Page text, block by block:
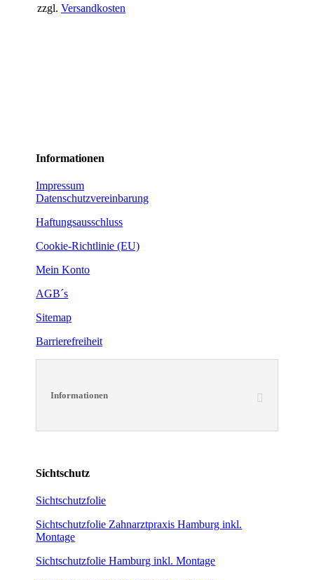
zzgl. Versandkosten
Informationen
Impressum
Datenschutzvereinbarung
Haftungsausschluss
Cookie-Richtlinie (EU)
Mein Konto
AGB´s
Sitemap
Barrierefreiheit
Informationen
Sichtschutz
Sichtschutzfolie
Sichtschutzfolie Zahnarztpraxis Hamburg inkl.
Montage
Sichtschutzfolie Hamburg inkl. Montage